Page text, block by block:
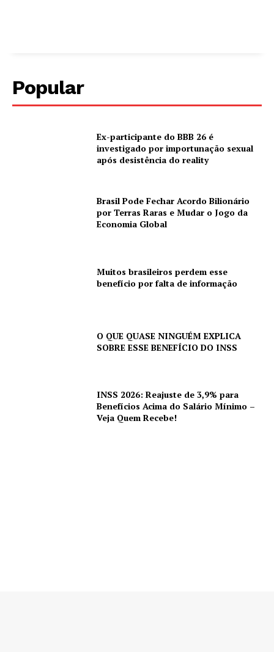
Popular
Ex-participante do BBB 26 é
investigado por importunação sexual
após desistência do reality
Brasil Pode Fechar Acordo Bilionário
por Terras Raras e Mudar o Jogo da
Economia Global
Muitos brasileiros perdem esse
benefício por falta de informação
O QUE QUASE NINGUÉM EXPLICA
SOBRE ESSE BENEFÍCIO DO INSS
INSS 2026: Reajuste de 3,9% para
Benefícios Acima do Salário Mínimo –
Veja Quem Recebe!